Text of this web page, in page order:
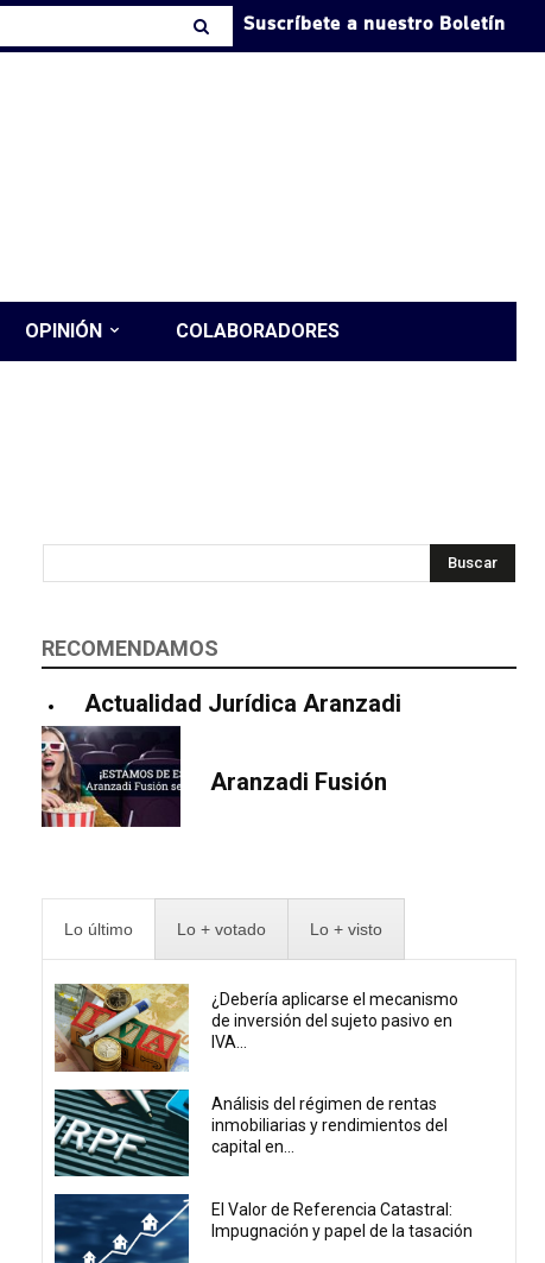
Suscríbete a nuestro Boletín
OPINIÓN COLABORADORES
Buscar
RECOMENDAMOS
Actualidad Jurídica Aranzadi
Aranzadi Fusión
Lo último Lo + votado Lo + visto
¿Debería aplicarse el mecanismo
de inversión del sujeto pasivo en
IVA...
Análisis del régimen de rentas
inmobiliarias y rendimientos del
capital en...
El Valor de Referencia Catastral:
Impugnación y papel de la tasación